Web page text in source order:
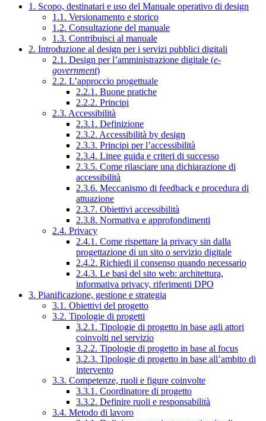
1. Scopo, destinatari e uso del Manuale operativo di design
1.1. Versionamento e storico
1.2. Consultazione del manuale
1.3. Contribuisci al manuale
2. Introduzione al design per i servizi pubblici digitali
2.1. Design per l’amministrazione digitale (e-
government)
2.2. L’approccio progettuale
2.2.1. Buone pratiche
2.2.2. Principi
2.3. Accessibilità
2.3.1. Definizione
2.3.2. Accessibilità by design
2.3.3. Principi per l’accessibilità
2.3.4. Linee guida e criteri di successo
2.3.5. Come rilasciare una dichiarazione di
accessibilità
2.3.6. Meccanismo di feedback e procedura di
attuazione
2.3.7. Obiettivi accessibilità
2.3.8. Normativa e approfondimenti
2.4. Privacy
2.4.1. Come rispettare la privacy sin dalla
progettazione di un sito o servizio digitale
2.4.2. Richiedi il consenso quando necessario
2.4.3. Le basi del sito web: architettura,
informativa privacy, riferimenti DPO
3. Pianificazione, gestione e strategia
3.1. Obiettivi del progetto
3.2. Tipologie di progetti
3.2.1. Tipologie di progetto in base agli attori
coinvolti nel servizio
3.2.2. Tipologie di progetto in base al focus
3.2.3. Tipologie di progetto in base all’ambito di
intervento
3.3. Competenze, ruoli e figure coinvolte
3.3.1. Coordinatore di progetto
3.3.2. Definire ruoli e responsabilità
3.4. Metodo di lavoro